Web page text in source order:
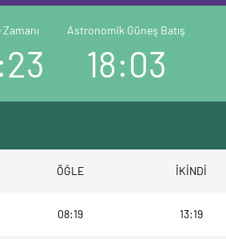
Zamanı Astronomik Güneş Batış
18:03
ÖĞLE İKİNDİ
08:19 13:19